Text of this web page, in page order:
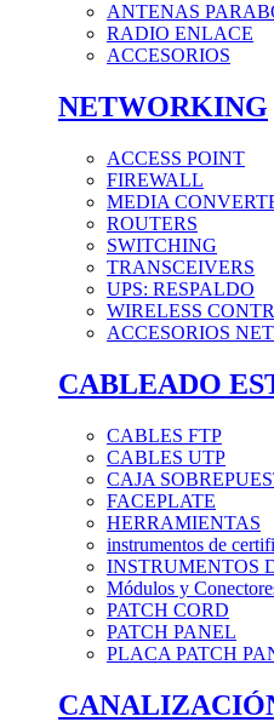
ANTENAS
RADIO ENLACE
ACCESORIOS
NETWORKING
ACCESS POINT
FIREWALL
MEDIA
ROUTERS
SWITCHING
TRANSCEIVERS
UPS: RESPALDO
WIRELESS
ACCESORIOS
CABLEADO
CABLES FTP
CABLES UTP
CAJA
FACEPLATE
HERRAMIENTAS
instrumentos de
INSTRUMENTOS
Módulos y
PATCH CORD
PATCH PANEL
PLACA PATCH